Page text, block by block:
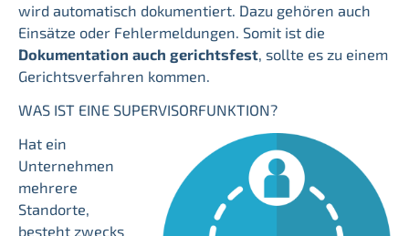
wird automatisch dokumentiert. Dazu gehören auch
Einsätze oder Fehlermeldungen. Somit ist die
Dokumentation auch gerichtsfest, sollte es zu einem
Gerichtsverfahren kommen.
WAS IST EINE SUPERVISORFUNKTION?
Hat ein
Unternehmen
mehrere
Standorte,
besteht zwecks